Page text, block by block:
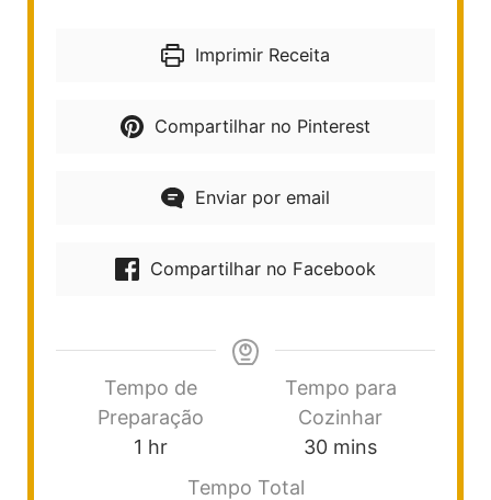
Imprimir Receita
Compartilhar no Pinterest
Enviar por email
Compartilhar no Facebook
Tempo de
Preparação
1 hr
Tempo para
Cozinhar
30 mins
Tempo Total